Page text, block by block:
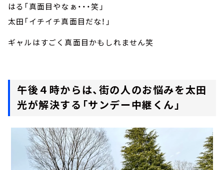
はる「真面目やなぁ・・・笑」
太田「イチイチ真面目だな！」
ギャルはすごく真面目かもしれません笑
午後４時からは、街の人のお悩みを太田
光が解決する「サンデー中継くん」